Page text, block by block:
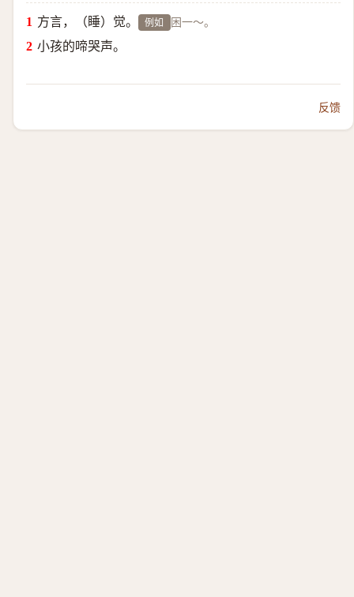
方言，（睡）觉。 例如 困一～。
小孩的啼哭声。
反馈